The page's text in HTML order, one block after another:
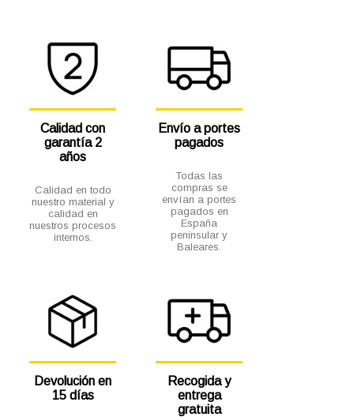
Calidad con
garantía 2
años
Calidad en todo
nuestro material y
calidad en
nuestros procesos
internos.
Envío a portes
pagados
Todas las
compras se
envían a portes
pagados en
España
peninsular y
Baleares.
Devolución en
15 días
Recogida y
entrega
gratuita